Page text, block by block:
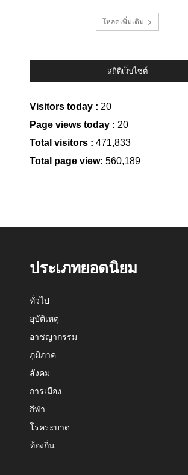
โหลดเพิ่มเติม
สถิติเว็บไซต์
Visitors today : 20
Page views today : 20
Total visitors : 471,833
Total page view: 560,189
ประเภทยอดนิยม
ทั่วไป
อุบัติเหตุ
อาชญากรรม
ภูมิภาค
สังคม
การเมือง
กีฬา
โรคระบาด
ท้องถิ่น